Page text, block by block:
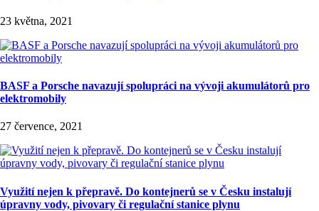
23 května, 2021
BASF a Porsche navazují spolupráci na vývoji akumulátorů pro
elektromobily
27 července, 2021
Využití nejen k přepravě. Do kontejnerů se v Česku instalují
úpravny vody, pivovary či regulační stanice plynu